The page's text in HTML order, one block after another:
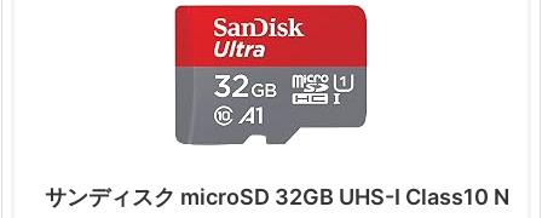
サンディスク microSD 32GB UHS-I Class10 N